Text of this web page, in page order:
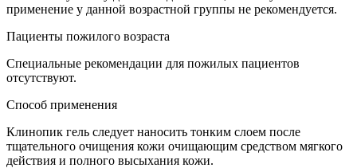
применение у данной возрастной группы не рекомендуется.
Пациенты пожилого возраста
Специальные рекомендации для пожилых пациентов
отсутствуют.
Способ применения
Клинопик гель следует наносить тонким слоем после
тщательного очищения кожи очищающим средством мягкого
действия и полного высыхания кожи.